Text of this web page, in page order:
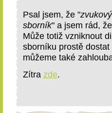
Psal jsem, že "
sborník" a jsem rád,
Může totiž vzniknout
sborníku prostě
můžeme také
Zítra zde.